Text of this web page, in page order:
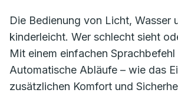
Die Bedienung von Licht,
kinderleicht. Wer schlecht sieht
Mit einem einfachen
Automatische Abläufe – wie das
zusätzlichen Komfort und